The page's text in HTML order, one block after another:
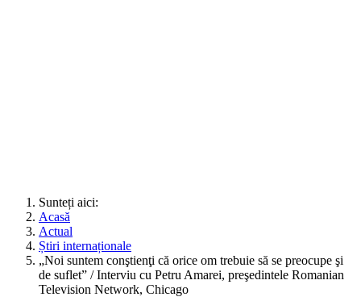
Sunteți aici:
Acasă
Actual
Știri internaționale
„Noi suntem conştienţi că orice om trebuie să se preocupe şi
de suflet” / Interviu cu Petru Amarei, preşedintele Romanian
Television Network, Chicago